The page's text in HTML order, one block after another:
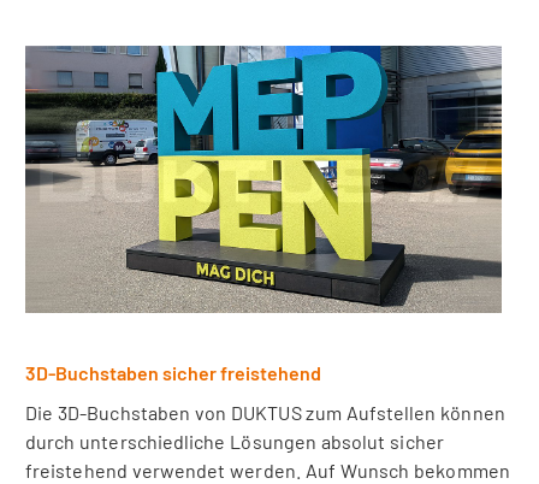
3D-Buchstaben sicher freistehend
Die 3D-Buchstaben von DUKTUS zum Aufstellen können
durch unterschiedliche Lösungen absolut sicher
freistehend verwendet werden. Auf Wunsch bekommen